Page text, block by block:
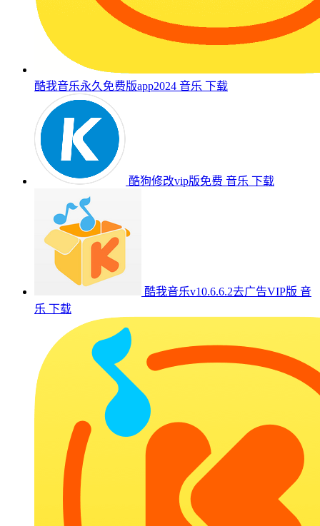
酷我音乐永久免费版app2024 音乐 下载
酷狗修改vip版免费 音乐 下载
酷我音乐v10.6.6.2去广告VIP版 音
乐 下载